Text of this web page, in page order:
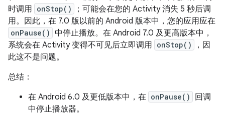
时调用 onStop()
；可能会在您的 Activity 消失 5 秒后调
用。因此，在 7.0 版以前的 Android 版本中，您的应用应在
onPause() 中停止播放。在 Android 7.0 及更高版本中，
系统会在 Activity 变得不可见后立即调用 onStop()
，因
此这不是问题。
总结：
在 Android 6.0 及更低版本中，在 onPause()
回调
中停止播放器。